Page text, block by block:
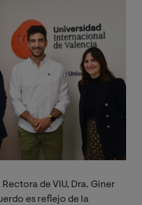
de VIU, Dra. Giner
es reflejo de la